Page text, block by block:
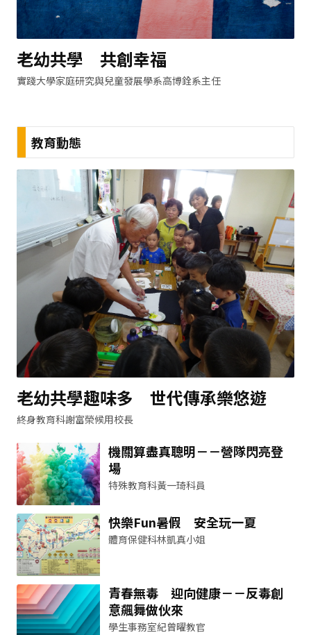
老幼共學 共創幸福
實踐大學家庭研究與兒童發展學系高博銓系主任
教育動態
老幼共學趣味多 世代傳承樂悠遊
終身教育科謝富榮候用校長
機關算盡真聰明－－營隊閃亮登
場
特殊教育科黃一琦科員
快樂Fun暑假 安全玩一夏
體育保健科林凱真小姐
青春無毒 迎向健康－－反毒創
意飆舞做伙來
學生事務室紀曾曜教官